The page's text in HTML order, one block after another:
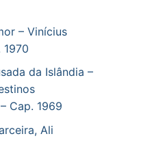
– Vinícius
1970
da Islândia –
Cap. 1969
Ali